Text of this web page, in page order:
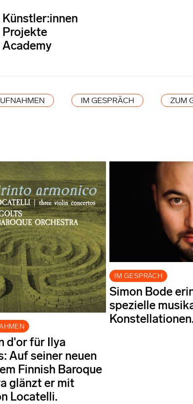
Künstler:innen
Projekte
Academy
IM GESPRÄCH ZUM
d'or für Ilya
Auf seiner neuen
Finnish Baroque
glänzt er mit
Locatelli.
IM GESPRÄCH
Simon Bode
spezielle